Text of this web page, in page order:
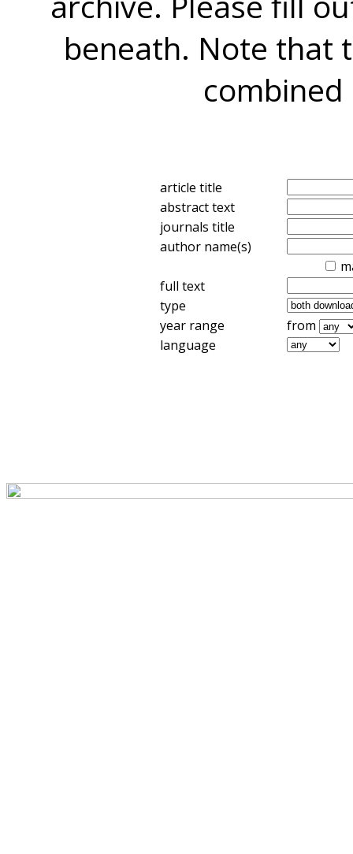
beneath. Note that
combined
article title
abstract text
journals title
author name(s)
full text
type
year range
from
language